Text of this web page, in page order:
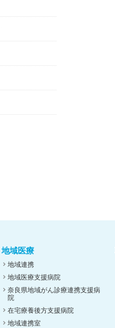
地域医療
地域連携
地域医療支援病院
奈良県地域がん診療連携支援病
院
在宅療養後方支援病院
地域連携室